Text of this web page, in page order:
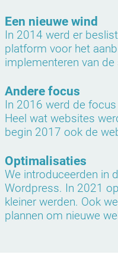
Een nieuwe wind
In 2014 werd er
platform voor het
implementeren van
Andere focus
In 2016 werd de
Heel wat websites
begin 2017 ook de
Optimalisaties
We introduceerden in
Wordpress. In 2021
kleiner werden. Ook
plannen om nieuwe